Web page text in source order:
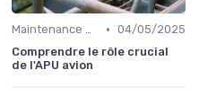
Maintenance & Entretien • 04/05/2025
Comprendre le rôle crucial
de l'APU avion